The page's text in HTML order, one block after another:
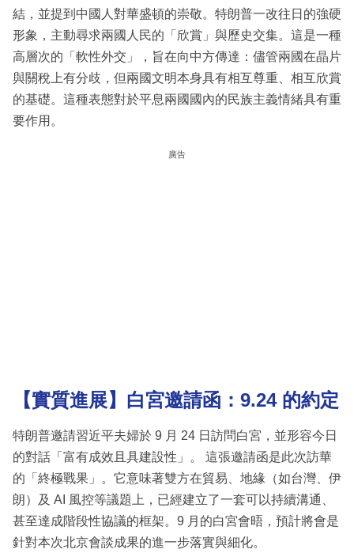
結，並提到中國人對華盛頓的崇敬。特朗普一改往日的強硬
形象，主動尋求兩國人民的「欣賞」與歷史交集。這是一種
高層次的「軟性外交」，旨在向中方傳達：儘管兩國在晶片
與關稅上有分歧，但兩國文明本身具有相互尊重、相互欣賞
的基礎。這種表態對於平息兩國國內的民族主義情緒具有重
要作用。
廣告
【實質進展】白宮邀請函：9.24 的約定
特朗普邀請習近平夫婦於 9 月 24 日訪問白宮，並形容今日
的對話「富有成效且具建設性」。 這張邀請函是此次訪華
的「終極戰果」。它意味著雙方在貿易、地緣（如台灣、伊
朗）及 AI 風控等議題上，已經建立了一套可以持續溝通、
甚至達成階段性協議的框架。9 月的白宮會晤，預計將會是
針對本次北京會談成果的進一步落實與細化。